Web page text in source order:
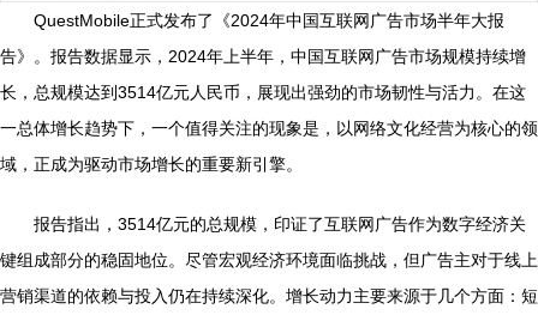
QuestMobile正式发布了《2024年中国互联网广告市场半年大报
告》。报告数据显示，2024年上半年，中国互联网广告市场规模持续增
长，总规模达到3514亿元人民币，展现出强劲的市场韧性与活力。在这
一总体增长趋势下，一个值得关注的现象是，以网络文化经营为核心的领
域，正成为驱动市场增长的重要新引擎。
报告指出，3514亿元的总规模，印证了互联网广告作为数字经济关
键组成部分的稳固地位。尽管宏观经济环境面临挑战，但广告主对于线上
营销渠道的依赖与投入仍在持续深化。增长动力主要来源于几个方面：短